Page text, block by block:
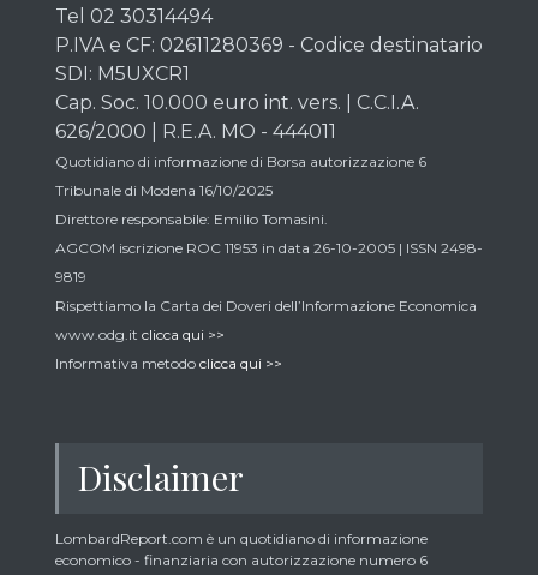
Tel 02 30314494
P.IVA e CF: 02611280369 - Codice destinatario
SDI: M5UXCR1
Cap. Soc. 10.000 euro int. vers. | C.C.I.A.
626/2000 | R.E.A. MO - 444011
Quotidiano di informazione di Borsa autorizzazione 6
Tribunale di Modena 16/10/2025
Direttore responsabile: Emilio Tomasini.
AGCOM iscrizione ROC 11953 in data 26-10-2005 | ISSN 2498-
9819
Rispettiamo la Carta dei Doveri dell’Informazione Economica
www.odg.it clicca qui >>
Informativa metodo clicca qui >>
Disclaimer
LombardReport.com è un quotidiano di informazione
economico - finanziaria con autorizzazione numero 6